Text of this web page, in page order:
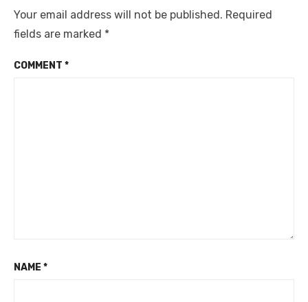
Your email address will not be published. Required
fields are marked *
COMMENT *
NAME *